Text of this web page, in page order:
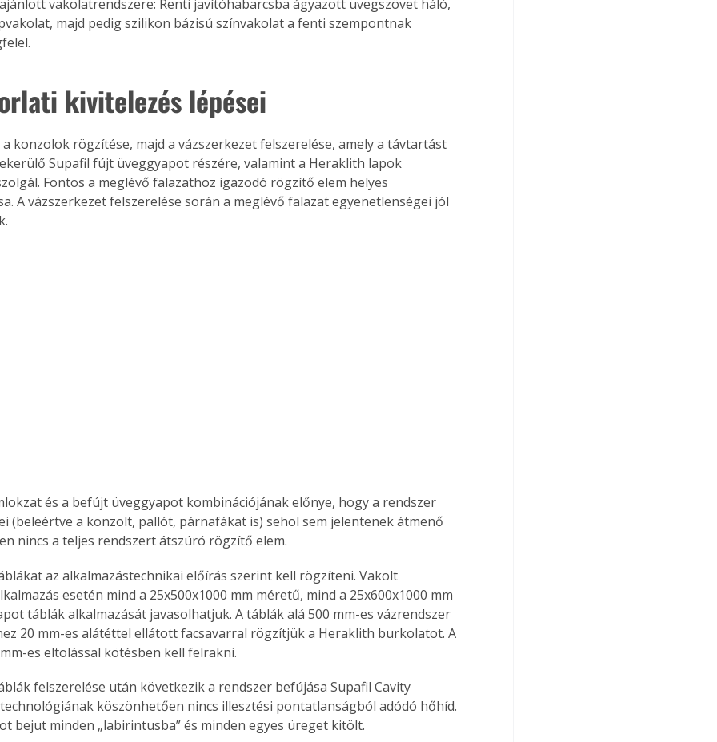
az
Old
új,
egyedi
Együtt jobban megéri!
Bővebb információ itt!
Együtt jobban megéri! A
könyvek tetszőleges
párosítással kedvezményes
áron, 0 Ft postaköltséggel
megrendelhetők!
vakolatrendszere: Renti javítóhabarcsba ágyazott üvegszövet háló,
majd pedig szilikon bázisú színvakolat a fenti szempontnak
kivitelezés lépései
a konzolok rögzítése, majd a vázszerkezet felszerelése, amely a távtartást
Supafil fújt üveggyapot részére, valamint a Heraklith lapok
Fontos a meglévő falazathoz igazodó rögzítő elem helyes
A vázszerkezet felszerelése során a meglévő falazat egyenetlenségei jól
és a befújt üveggyapot kombinációjának előnye, hogy a rendszer
(beleértve a konzolt, pallót, párnafákat is) sehol sem jelentenek átmenő
nincs a teljes rendszert átszúró rögzítő elem.
az alkalmazástechnikai előírás szerint kell rögzíteni. Vakolt
esetén mind a 25x500x1000 mm méretű, mind a 25x600x1000 mm
táblák alkalmazását javasolhatjuk. A táblák alá 500 mm-es vázrendszer
20 mm-es alátéttel ellátott facsavarral rögzítjük a Heraklith burkolatot. A
es eltolással kötésben kell felrakni.
felszerelése után következik a rendszer befújása Supafil Cavity
köszönhetően nincs illesztési pontatlanságból adódó hőhíd.
bejut minden „labirintusba” és minden egyes üreget kitölt.